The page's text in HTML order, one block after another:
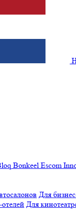
Bonkeel Escom
Для
Для